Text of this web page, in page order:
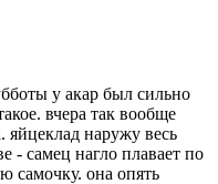
у акар был сильно
вчера так вообще
яйцеклад наружу весь
- самец нагло плавает по
самочку. она опять